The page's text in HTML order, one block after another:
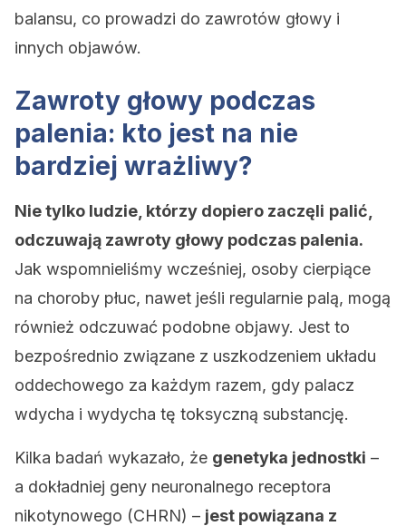
balansu, co prowadzi do zawrotów głowy i
innych objawów.
Zawroty głowy podczas
palenia: kto jest na nie
bardziej wrażliwy?
Nie tylko ludzie, którzy dopiero zaczęli palić,
odczuwają zawroty głowy podczas palenia.
Jak wspomnieliśmy wcześniej, osoby cierpiące
na choroby płuc, nawet jeśli regularnie palą, mogą
również odczuwać podobne objawy. Jest to
bezpośrednio związane z uszkodzeniem układu
oddechowego za każdym razem, gdy palacz
wdycha i wydycha tę toksyczną substancję.
Kilka badań wykazało, że genetyka jednostki –
a dokładniej geny neuronalnego receptora
nikotynowego (CHRN) – jest powiązana z